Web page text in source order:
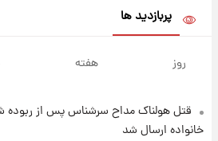
شوید+ فیلم
۸ ساعت پیش
پربازدید ها
روز هفته
قتل هولناک مداح سرشناس پس از ربوده
خانواده ارسال شد